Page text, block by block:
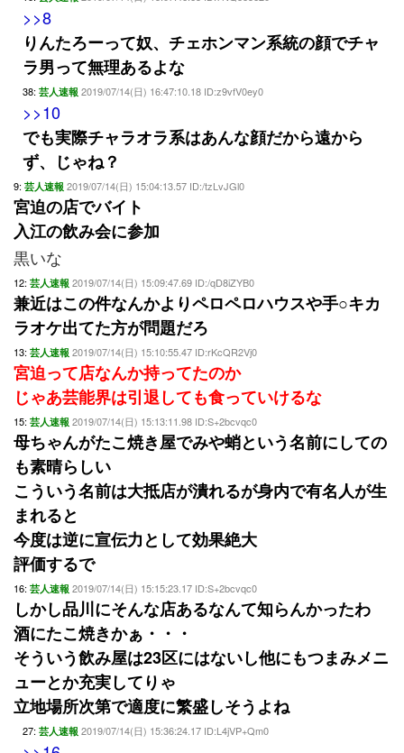
>>8
りんたろーって奴、チェホンマン系統の顔でチャ
ラ男って無理あるよな
38: 芸人速報 2019/07/14(日) 16:47:10.18 ID:z9vfV0ey0
>>10
でも実際チャラオラ系はあんな顔だから遠から
ず、じゃね？
9: 芸人速報 2019/07/14(日) 15:04:13.57 ID:/tzLvJGl0
宮迫の店でバイト
入江の飲み会に参加
黒いな
12: 芸人速報 2019/07/14(日) 15:09:47.69 ID:/qD8iZYB0
兼近はこの件なんかよりペロペロハウスや手○キカ
ラオケ出てた方が問題だろ
13: 芸人速報 2019/07/14(日) 15:10:55.47 ID:rKcQR2Vj0
宮迫って店なんか持ってたのか
じゃあ芸能界は引退しても食っていけるな
15: 芸人速報 2019/07/14(日) 15:13:11.98 ID:S+2bcvqc0
母ちゃんがたこ焼き屋でみや蛸という名前にしての
も素晴らしい
こういう名前は大抵店が潰れるが身内で有名人が生
まれると
今度は逆に宣伝力として効果絶大
評価するで
16: 芸人速報 2019/07/14(日) 15:15:23.17 ID:S+2bcvqc0
しかし品川にそんな店あるなんて知らんかったわ
酒にたこ焼きかぁ・・・
そういう飲み屋は23区にはないし他にもつまみメニ
ューとか充実してりゃ
立地場所次第で適度に繁盛しそうよね
27: 芸人速報 2019/07/14(日) 15:36:24.17 ID:L4jVP+Qm0